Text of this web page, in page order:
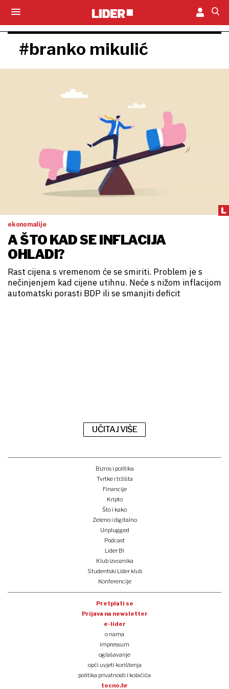
#branko mikulić
ekonomalije
A ŠTO KAD SE INFLACIJA
OHLADI?
Rast cijena s vremenom će se smiriti. Problem je s
nečinjenjem kad cijene utihnu. Neće s nižom inflacijom
automatski porasti BDP ili se smanjiti deficit
UČITAJ VIŠE
Biznis i politika
Tvrtke i tržišta
Financije
Kripto
Što i kako
Zeleno i digitalno
Unplugged
Podcast
Lider BI
Klub izvoznika
Studentski Lider klub
Konferencije
Pretplati se
Prijava na newsletter
e-lider
o nama
impressum
oglašavanje
opći uvjeti korištenja
politika privatnosti i kolačića
tocno.hr